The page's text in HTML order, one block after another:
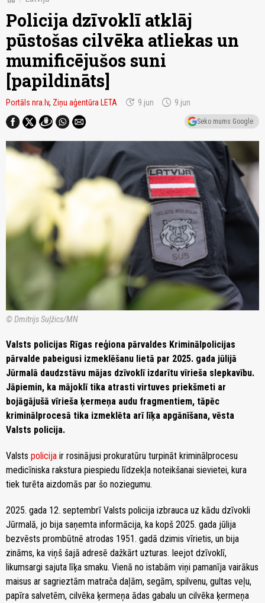
Policija dzīvoklī atklāj
pūstošas cilvēka atliekas un
mumificējušos suni
[papildināts]
Portāls nra.lv, Ziņu aģentūra LETA update 9.jun schedule 9.jun
Seko mums Google
© Dmitrijs Suļžics/MN
Valsts policijas Rīgas reģiona pārvaldes Kriminālpolicijas
pārvalde pabeigusi izmeklēšanu lietā par 2025. gada jūlijā
Jūrmalā daudzstāvu mājas dzīvoklī izdarītu vīrieša slepkavību.
Jāpiemin, ka mājoklī tika atrasti virtuves priekšmeti ar
bojāgājušā vīrieša ķermeņa audu fragmentiem, tāpēc
kriminālprocesā tika izmeklēta arī līķa apgānīšana, vēsta
Valsts policija.
Valsts policija ir rosinājusi prokuratūru turpināt kriminālprocesu
medicīniska rakstura piespiedu līdzekļa noteikšanai sievietei, kura
tiek turēta aizdomās par šo noziegumu.
2025. gada 12. septembrī Valsts policija izbrauca uz kādu dzīvokli
Jūrmalā, jo bija saņemta informācija, ka kopš 2025. gada jūlija
bezvēsts prombūtnē atrodas 1951. gadā dzimis vīrietis, un bija
zināms, ka viņš šajā adresē dažkārt uzturas. Ieejot dzīvoklī,
likumsargi sajuta līķa smaku. Vienā no istabām viņi pamanīja vairākus
maisus ar sagrieztām matrača daļām, segām, spilvenu, gultas veļu,
papīra salvetēm, cilvēka ķermeņa ādas gabalu un cilvēka ķermeņa